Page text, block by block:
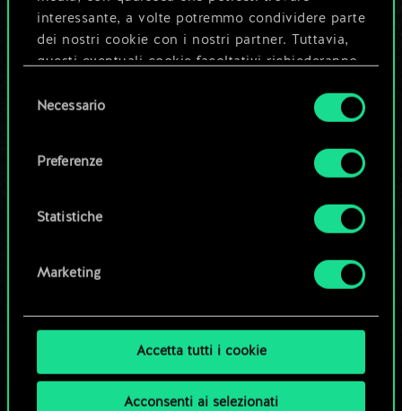
interessante, a volte potremmo condividere parte
dei nostri cookie con i nostri partner. Tuttavia,
questi eventuali cookie facoltativi richiederanno
Tutti i dettagli su come utilizziamo i cookie e su
disponibili nel menu "Impostazioni" qui sotto.
delNecessario
Preferenze
Statistiche
Marketing
Accetta tutti i cookie
Acconsenti ai selezionati
molto altro!
guida
Esplora i mazzi della community